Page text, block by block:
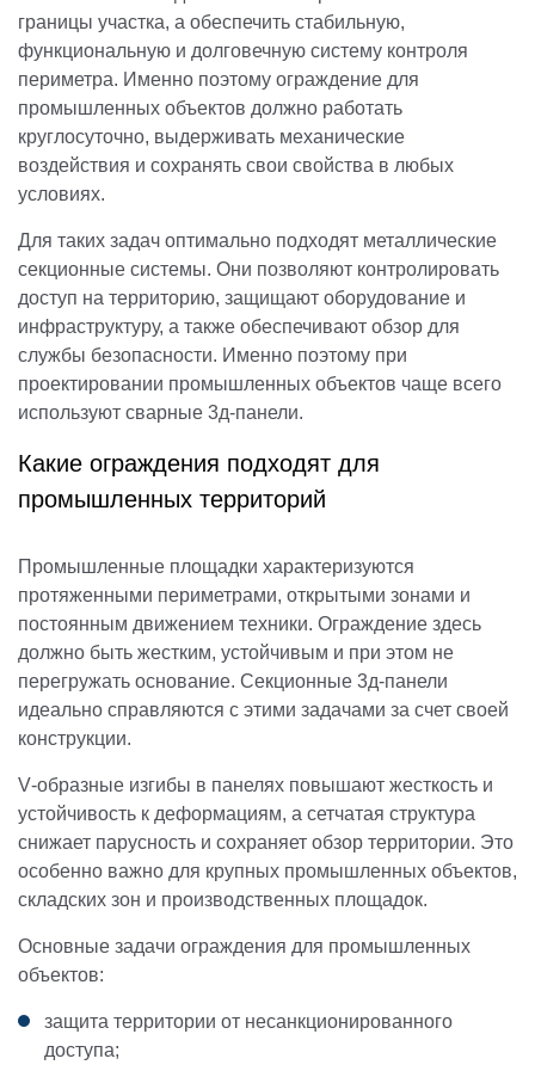
границы участка, а обеспечить стабильную,
функциональную и долговечную систему контроля
периметра. Именно поэтому ограждение для
промышленных объектов должно работать
круглосуточно, выдерживать механические
воздействия и сохранять свои свойства в любых
условиях.
Для таких задач оптимально подходят металлические
секционные системы. Они позволяют контролировать
доступ на территорию, защищают оборудование и
инфраструктуру, а также обеспечивают обзор для
службы безопасности. Именно поэтому при
проектировании промышленных объектов чаще всего
используют сварные 3д‑панели.
Какие ограждения подходят для
промышленных территорий
Промышленные площадки характеризуются
протяженными периметрами, открытыми зонами и
постоянным движением техники. Ограждение здесь
должно быть жестким, устойчивым и при этом не
перегружать основание. Секционные 3д‑панели
идеально справляются с этими задачами за счет своей
конструкции.
V‑образные изгибы в панелях повышают жесткость и
устойчивость к деформациям, а сетчатая структура
снижает парусность и сохраняет обзор территории. Это
особенно важно для крупных промышленных объектов,
складских зон и производственных площадок.
Основные задачи ограждения для промышленных
объектов:
защита территории от несанкционированного
доступа;